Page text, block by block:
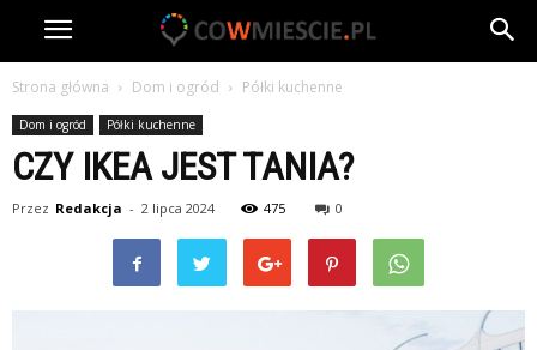
Strona główna Dom i ogród Półki kuchenne
Dom i ogród Półki kuchenne
CZY IKEA JEST TANIA?
Przez Redakcja - 2 lipca 2024 475 0